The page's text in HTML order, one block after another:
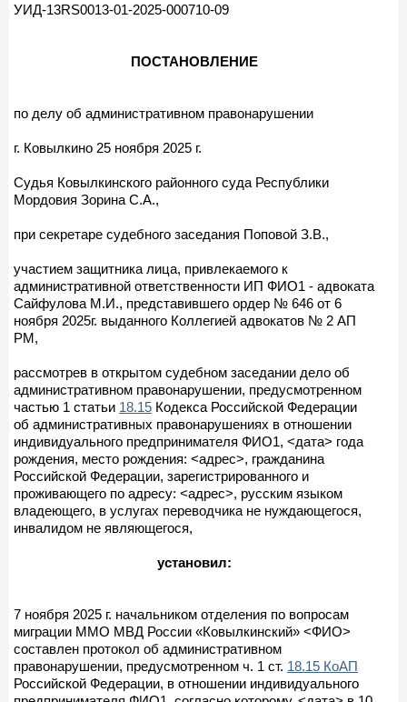
УИД-13RS0013-01-2025-000710-09
ПОСТАНОВЛЕНИЕ
по делу об административном правонарушении
г. Ковылкино 25 ноября 2025 г.
Судья Ковылкинского районного суда Республики
Мордовия Зорина С.А.,
при секретаре судебного заседания Поповой З.В.,
участием защитника лица, привлекаемого к
административной ответственности ИП ФИО1 - адвоката
Сайфулова М.И., представившего ордер № 646 от 6
ноября 2025г. выданного Коллегией адвокатов № 2 АП
РМ,
рассмотрев в открытом судебном заседании дело об
административном правонарушении, предусмотренном
частью 1 статьи 18.15 Кодекса Российской Федерации
об административных правонарушениях в отношении
индивидуального предпринимателя ФИО1, <дата> года
рождения, место рождения: <адрес>, гражданина
Российской Федерации, зарегистрированного и
проживающего по адресу: <адрес>, русским языком
владеющего, в услугах переводчика не нуждающегося,
инвалидом не являющегося,
установил:
7 ноября 2025 г. начальником отделения по вопросам
миграции ММО МВД России «Ковылкинский» <ФИО>
составлен протокол об административном
правонарушении, предусмотренном ч. 1 ст. 18.15 КоАП
Российской Федерации, в отношении индивидуального